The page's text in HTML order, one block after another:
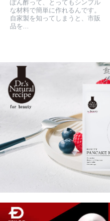
ぽん酢って、とってもシンプル
な材料で簡単に作れるんです。
自家製を知ってしまうと、市販
品を...